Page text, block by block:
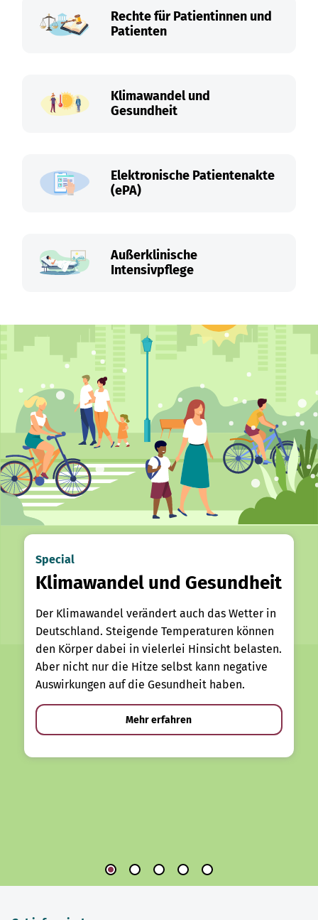
Rechte für Patientinnen und
Patienten
Klimawandel und
Gesundheit
Elektronische Patientenakte
(ePA)
Außerklinische
Intensivpflege
Special
Klimawandel und Gesundheit
Der Klimawandel verändert auch das Wetter in
Deutschland. Steigende Temperaturen können
den Körper dabei in vielerlei Hinsicht belasten.
Aber nicht nur die Hitze selbst kann negative
Auswirkungen auf die Gesundheit haben.
Mehr erfahren